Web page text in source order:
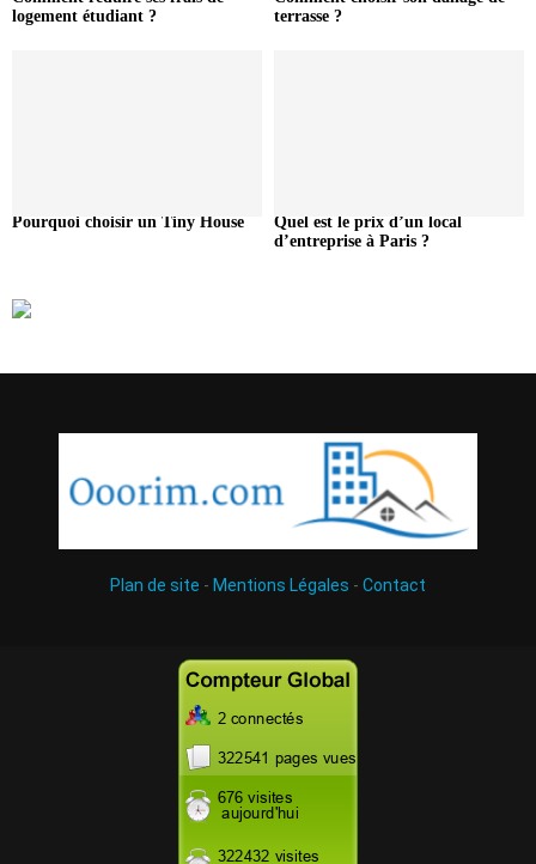
logement étudiant ?
terrasse ?
Pourquoi choisir un Tiny House
Quel est le prix d’un local
d’entreprise à Paris ?
Plan de site - Mentions Légales - Contact